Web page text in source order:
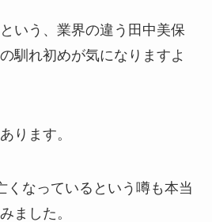
いう、業界の違う田中美保
馴れ初めが気になりますよ
ります。
くなっているという噂も本当
ました。